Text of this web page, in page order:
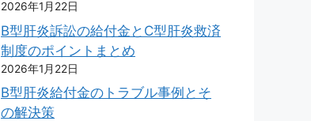
2026年1月22日
B型肝炎訴訟の給付金とC型肝炎救済
制度のポイントまとめ
2026年1月22日
B型肝炎給付金のトラブル事例とそ
の解決策